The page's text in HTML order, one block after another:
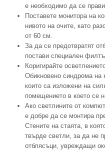
е необходимо да се
Поставете монитора на
нивото на очите, като
от 60 см.
За да се предотвратят
постави специален
Коригирайте
Обикновено синдрома на
които са изложени на
помещението в което се
Ако светлините от
е добре да се монтира
Стените на стаята, в
твърде светли, за да не
отблясъци, увреждащи